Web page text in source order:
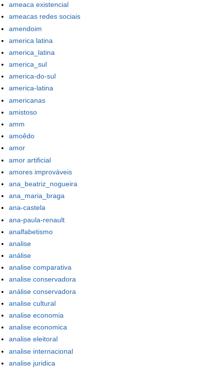
ameaca existencial
ameacas redes sociais
amendoim
america latina
america_latina
america_sul
america-do-sul
america-latina
americanas
amistoso
amm
amoêdo
amor
amor artificial
amores improváveis
ana_beatriz_nogueira
ana_maria_braga
ana-castela
ana-paula-renault
analfabetismo
analise
análise
analise comparativa
analise conservadora
análise conservadora
analise cultural
analise economia
analise economica
analise eleitoral
analise internacional
analise juridica